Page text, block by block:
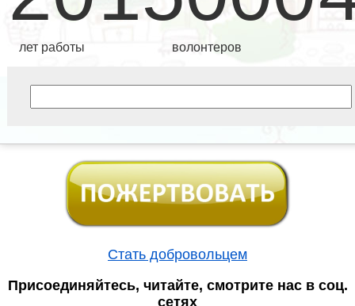
лет работы волонтеров
Стать добровольцем
Присоединяйтесь, читайте, смотрите нас в соц.
сетях